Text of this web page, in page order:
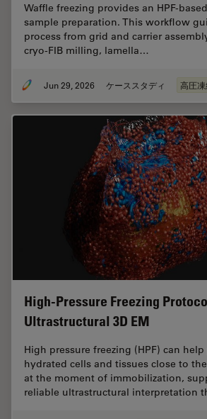
Waffle freezing provides an HPF-
sample preparation. This workflow
process from grid and carrier
cryo-FIB milling, lamella…
Jun 29, 2026 ケーススタディ 高圧凍
High-Pressure Freezing
Ultrastructural 3D EM
High pressure freezing (HPF) can help
hydrated cells and tissues close to
at the moment of immobilization,
reliable ultrastructural interpretation